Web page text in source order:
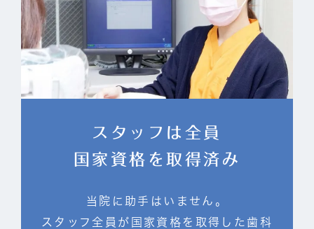
スタッフは全員
国家資格を取得済み
当院に助手はいません。
スタッフ全員が国家資格を取得した歯科